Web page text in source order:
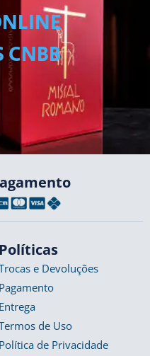
CNBB
Políticas
e Devoluções
Pagamento
Entrega
de Uso
Política de Privacidade